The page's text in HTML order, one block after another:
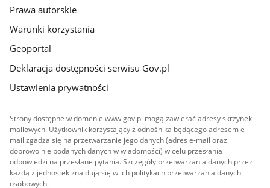
Prawa autorskie
Warunki korzystania
Geoportal
Deklaracja dostępności serwisu Gov.pl
Ustawienia prywatności
Strony dostępne w domenie www.gov.pl mogą zawierać adresy skrzynek
mailowych. Użytkownik korzystający z odnośnika będącego adresem e-
mail zgadza się na przetwarzanie jego danych (adres e-mail oraz
dobrowolnie podanych danych w wiadomości) w celu przesłania
odpowiedzi na przesłane pytania. Szczegóły przetwarzania danych przez
każdą z jednostek znajdują się w ich politykach przetwarzania danych
osobowych.